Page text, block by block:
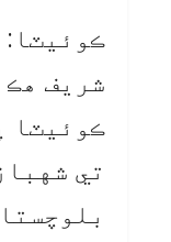
ڪوئيٽا:
شريف
ڪوئيٽا
تي